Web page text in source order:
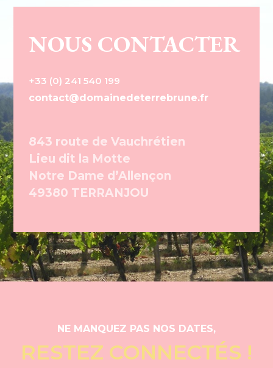
NOUS CONTACTER
+33 (0) 241 540 199
contact@domainedeterrebrune.fr
843 route de Vauchrétien
Lieu dit la Motte
Notre Dame d’Allençon
49380 TERRANJOU
NE MANQUEZ PAS NOS DATES,
RESTEZ CONNECTÉS !